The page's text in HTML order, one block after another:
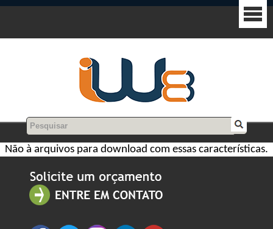
Não à arquivos para download com essas características.